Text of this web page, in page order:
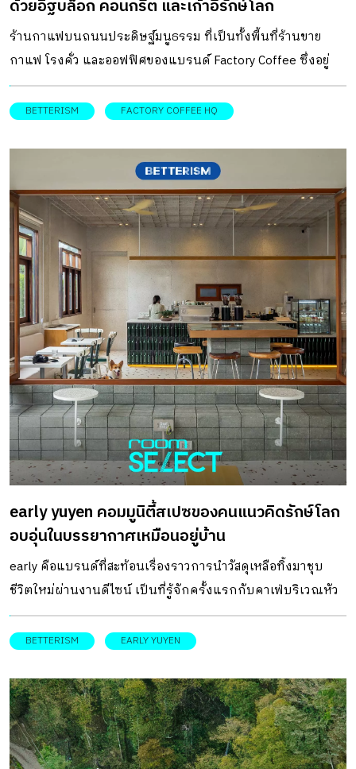
ด้วยอิฐบล็อก คอนกรีต และเก้าอี้รักษ์โลก
ร้านกาแฟบนถนนประดิษฐ์มนูธรรม ที่เป็นทั้งพื้นที่ร้านขาย
กาแฟ โรงคั่ว และออฟฟิศของแบรนด์ Factory Coffee ซึ่งอยู่
ภายในอาคารแบบสแตนด์อโลน กับดีไซน์สไตล์อินดัสเทรียลที่
ตีความมาจากคำว่า Factory ในพื้นที่เปิดโปร่ง DESIGNER
ออกแบบโดย Tastespace โจทย์ของการดีไซน์ร้านนี้ เริ่มต้น
จากการความต้องการสร้างพื้นที่ขายเครื่องดื่ม ที่มีโรงคั่วกาแฟ
และเป็นออฟฟิศของแบรนด์อยู่ในพื้นที่เดียวกัน โดยทำอย่างไร
ให้งานดีไซน์นั้นยังคงความเป็นอินดัสเทรียลตามรูปแบบที่เป็น
ภาพจำของแบรนด์แต่ดูทันสมัยขึ้น ขณะเดียวกันก็ผสาน
ธรรมชาติเข้ากับตัวร้านให้มีความร่มรื่นด้วยต้นไม้โดยรอบ จน
นำมาสู่การออกแบบรีโนเวทอาคารเก่าให้กลายเป็นพื้นที่ร้าน
กาแฟ นอกจากนั้นภายในร้านยังมีการนำเก้าอี้ Betterism
Collection ที่ room ร่วมมือกับ MORE – Waste is More เป็นคอล
เล็กชั่นเก้าอี้รักษ์โลก ผลิตจากวัสดุขยะกล่องนม UHT เป็นโปร
เจ็คต์ความร่วมมือระหว่างทีมวิจัย และพัฒนาวัสดุ กับทีม
ออกแบบเฟอร์นิเจอร์ ซึ่งที่นี่เป็นคาเฟ่ที่เลือกใช้เก้าอี้ชุดนี้มา
เป็นเฟอร์นิเจอร์หลัก จุดเริ่มต้นของ Factory Coffee Factory
Coffee เป็นแบรนด์ร้านกาแฟสเปเชียลตี้เจ้าดังที่ตั้งอยู่ติดกับ
รถไฟฟ้าสถานีพญาไท เป็นร้านที่ขึ้นชื่อในเรื่องคุณภาพของ
กาแฟ บาริสต้าฝีมือดี และดีไซน์ที่เป็นที่สนใจเป็นอย่างมากใน
ยุคที่ร้านเปิดขึ้น เมื่อ 10 […]
BETTERISM FACTORY COFFEE HQ
early yuyen คอมมูนิตี้สเปซของคนแนวคิดรักษ์โลก
อบอุ่นในบรรยากาศเหมือนอยู่บ้าน
early คือแบรนด์ที่สะท้อนเรื่องราวการนำวัสดุเหลือทิ้งมาชุบ
ชีวิตใหม่ผ่านงานดีไซน์ เป็นที่รู้จักครั้งแรกกับคาเฟ่บริเวณหัว
มุมถนน ภายในหมู่บ้านสัมมากร กับร้านขนาดกะทัดรัด แต่กลับ
เข้มค้นเรื่องแนวคิดด้านสิ่งแวดล้อม จนเรียกได้ว่าเป็นต้นแบบ
ชีวิตประจำวันอีกหนึ่งแบรนด์ DESIGNER
DIRECTORYออกแบบ: space+craft กระทั่ง early ขอขยับก้าว
อีกขั้น กับการก่อตั้งร้านสาขา 2 “early yuyen” ภายในโครงการ
My Paws Backyard รามอินทรา 34 (ซอยอยู่เย็น) แยก 12 โดยยัง
BETTERISM EARLY YUYEN